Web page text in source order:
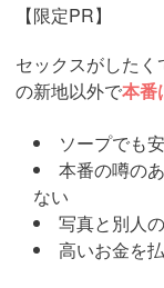
【限定PR】
セックスがした
の新地以外で本番
ソープでも
本番の噂の
ない
写真と別人
高いお金を